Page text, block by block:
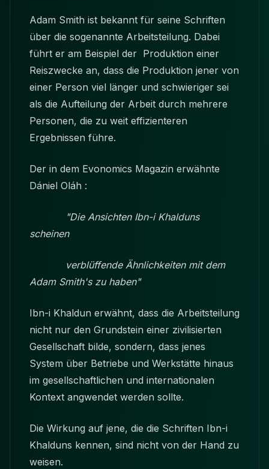
Adam Smith ist bekannt für seine Schriften
über die sogenannte Arbeitsteilung. Dabei
führt er am Beispiel der Produktion einer
Reiszwecke an, dass die Produktion jener von
einer Person viel länger und schwieriger sei
als die Aufteilung der Arbeit durch mehrere
Personen, die zu weit effizienteren
Ergebnissen führe.
Der in dem Evonomics Magazin erwähnte
Dániel Oláh :
"Die Ansichten Ibn-i Khalduns
scheinen
verblüffende Ähnlichkeiten mit dem
Adam Smith's zu haben"
Ibn-i Khaldun erwähnt, dass die Arbeitsteilung
nicht nur den Grundstein einer zivilisierten
Gesellschaft bilde, sondern, dass jenes
System über Betriebe und Werkstätte hinaus
im gesellschaftlichen und internationalen
Kontext angwendet werden sollte.
Die Wirkung auf jene, die die Schriften Ibn-i
Khalduns kennen, sind nicht von der Hand zu
weisen.